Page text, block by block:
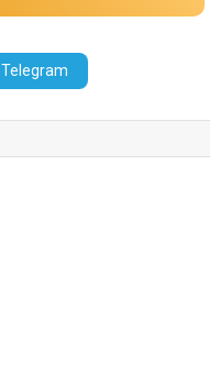
Telegram